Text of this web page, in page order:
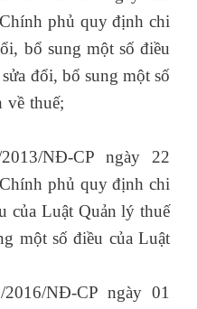
phủ quy định chi
bổ sung một số điều
đổi, bổ sung một số
về thuế;
NĐ-CP ngày 22
phủ quy định chi
của Luật Quản lý thuế
một số điều của Luật
NĐ-CP ngày 01